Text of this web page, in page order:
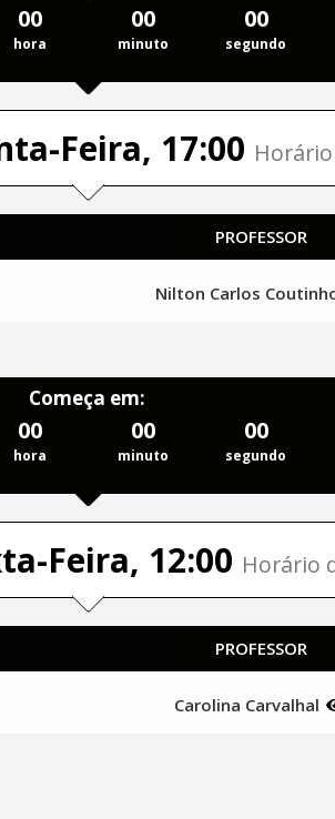
00
hora
00
minuto
00
segundo
Feira, 17:00
PROFESSOR
Nilton Carlos
Começa em:
00
hora
00
minuto
00
segundo
Feira, 12:00 Horário
PROFESSOR
Carolina Carvalhal